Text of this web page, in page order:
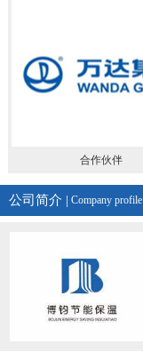
合作伙伴
公司简介 | Company profile